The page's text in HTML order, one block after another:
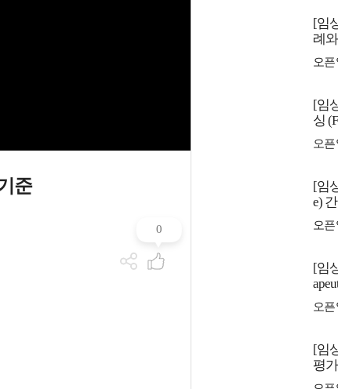
준
0
[임
례
오픈
[임
싱
오픈
[임
e)
오픈
[임
오픈
[임
평